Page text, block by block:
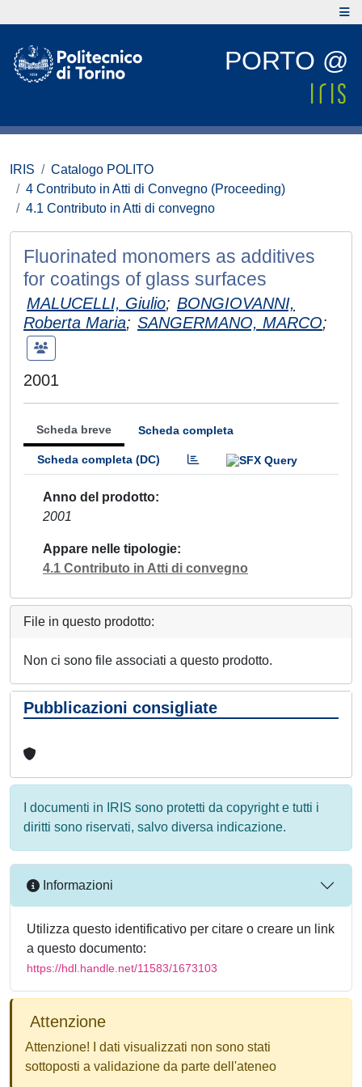
PORTO @
IRIS
Catalogo POLITO
4 Contributo in Atti di Convegno (Proceeding)
4.1 Contributo in Atti di convegno
Fluorinated monomers as additives
for coatings of glass surfaces
MALUCELLI, Giulio; BONGIOVANNI,
Roberta Maria; SANGERMANO, MARCO;
2001
Scheda breve Scheda completa
Scheda completa (DC)
Anno del prodotto
2001
Appare nelle tipologie
4.1 Contributo in Atti di convegno
File in questo prodotto:
Non ci sono file associati a questo prodotto.
Pubblicazioni consigliate
I documenti in IRIS sono protetti da copyright e tutti i
diritti sono riservati, salvo diversa indicazione.
Informazioni
Utilizza questo identificativo per citare o creare un link
a questo documento:
https://hdl.handle.net/11583/1673103
Attenzione
Attenzione! I dati visualizzati non sono stati
sottoposti a validazione da parte dell'ateneo